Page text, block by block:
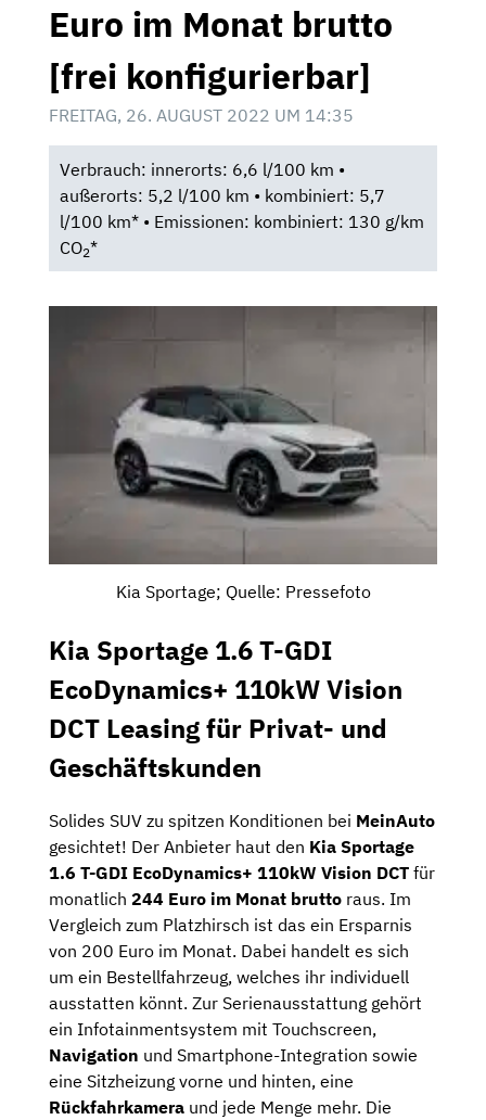
Euro im Monat brutto
[frei konfigurierbar]
FREITAG, 26. AUGUST 2022 UM 14:35
Verbrauch: innerorts: 6,6 l/100 km •
außerorts: 5,2 l/100 km • kombiniert: 5,7
l/100 km* • Emissionen: kombiniert: 130 g/km
CO2*
Kia Sportage; Quelle: Pressefoto
Kia Sportage 1.6 T-GDI
EcoDynamics+ 110kW Vision
DCT Leasing für Privat- und
Geschäftskunden
Solides SUV zu spitzen Konditionen bei MeinAuto
gesichtet! Der Anbieter haut den Kia Sportage
1.6 T-GDI EcoDynamics+ 110kW Vision DCT für
monatlich 244 Euro im Monat brutto raus. Im
Vergleich zum Platzhirsch ist das ein Ersparnis
von 200 Euro im Monat. Dabei handelt es sich
um ein Bestellfahrzeug, welches ihr individuell
ausstatten könnt. Zur Serienausstattung gehört
ein Infotainmentsystem mit Touchscreen,
Navigation und Smartphone-Integration sowie
eine Sitzheizung vorne und hinten, eine
Rückfahrkamera und jede Menge mehr. Die